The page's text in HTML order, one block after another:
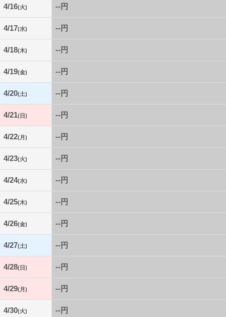
4/16(火) --円
4/17(水) --円
4/18(木) --円
4/19(金) --円
4/20(土) --円
4/21(日) --円
4/22(月) --円
4/23(火) --円
4/24(水) --円
4/25(木) --円
4/26(金) --円
4/27(土) --円
4/28(日) --円
4/29(月) --円
4/30(火) --円